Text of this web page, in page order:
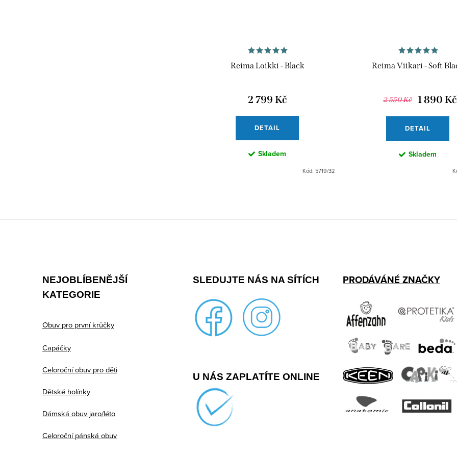
Reima Loikki - Black
2 799 Kč
DETAIL
Skladem
Kód: 5719/32
Reima Viikari - Soft
2 550 Kč 1 890 Kč
DETAIL
Skladem
NEJOBLÍBENĚJŠÍ
KATEGORIE
Obuv pro první krůčky
Capáčky
Celoroční obuv pro děti
Dětské holínky
Dámská obuv jaro/léto
Celoroční pánská obuv
SLEDUJTE NÁS NA SÍTÍCH
U NÁS ZAPLATÍTE ONLINE
PRODÁVÁNÉ ZNAČKY